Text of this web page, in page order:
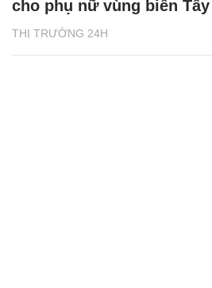
THỊ TRƯỜNG 24H
cho phụ nữ vùng biên